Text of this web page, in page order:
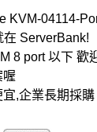
KVM-04114-
ServerBank!
8 port 以下 歡
喔
,企業長期採